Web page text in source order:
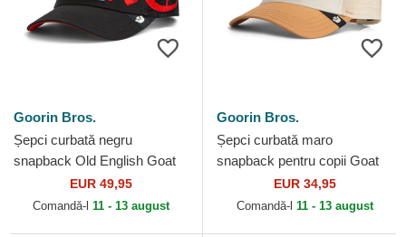
Goorin Bros.
Șepci curbată negru
snapback Old English Goat
The Farm Goorin Bros.
EUR 49,95
Comandă-l 11 - 13 august
Goorin Bros.
Șepci curbată maro
snapback pentru copii Goat
Mini The Farm Goorin Bros.
EUR 34,95
Comandă-l 11 - 13 august